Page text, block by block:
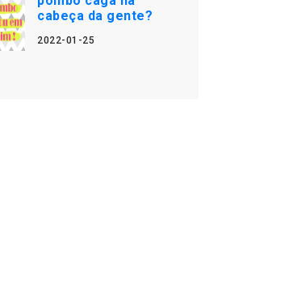
cabeça da gente?
2022-01-25